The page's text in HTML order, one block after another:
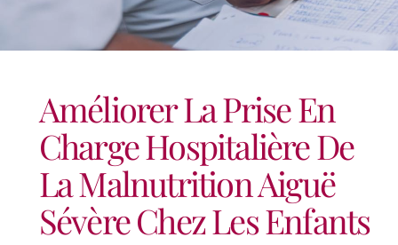
Améliorer La Prise En
Charge Hospitalière De
La Malnutrition Aiguë
Sévère Chez Les Enfants